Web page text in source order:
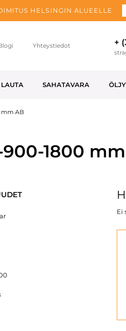
HELSINGIN ALUEELLE
Yhteystiedot +
SAHATAVARA ÖLJY
mm AB
1800
Ei